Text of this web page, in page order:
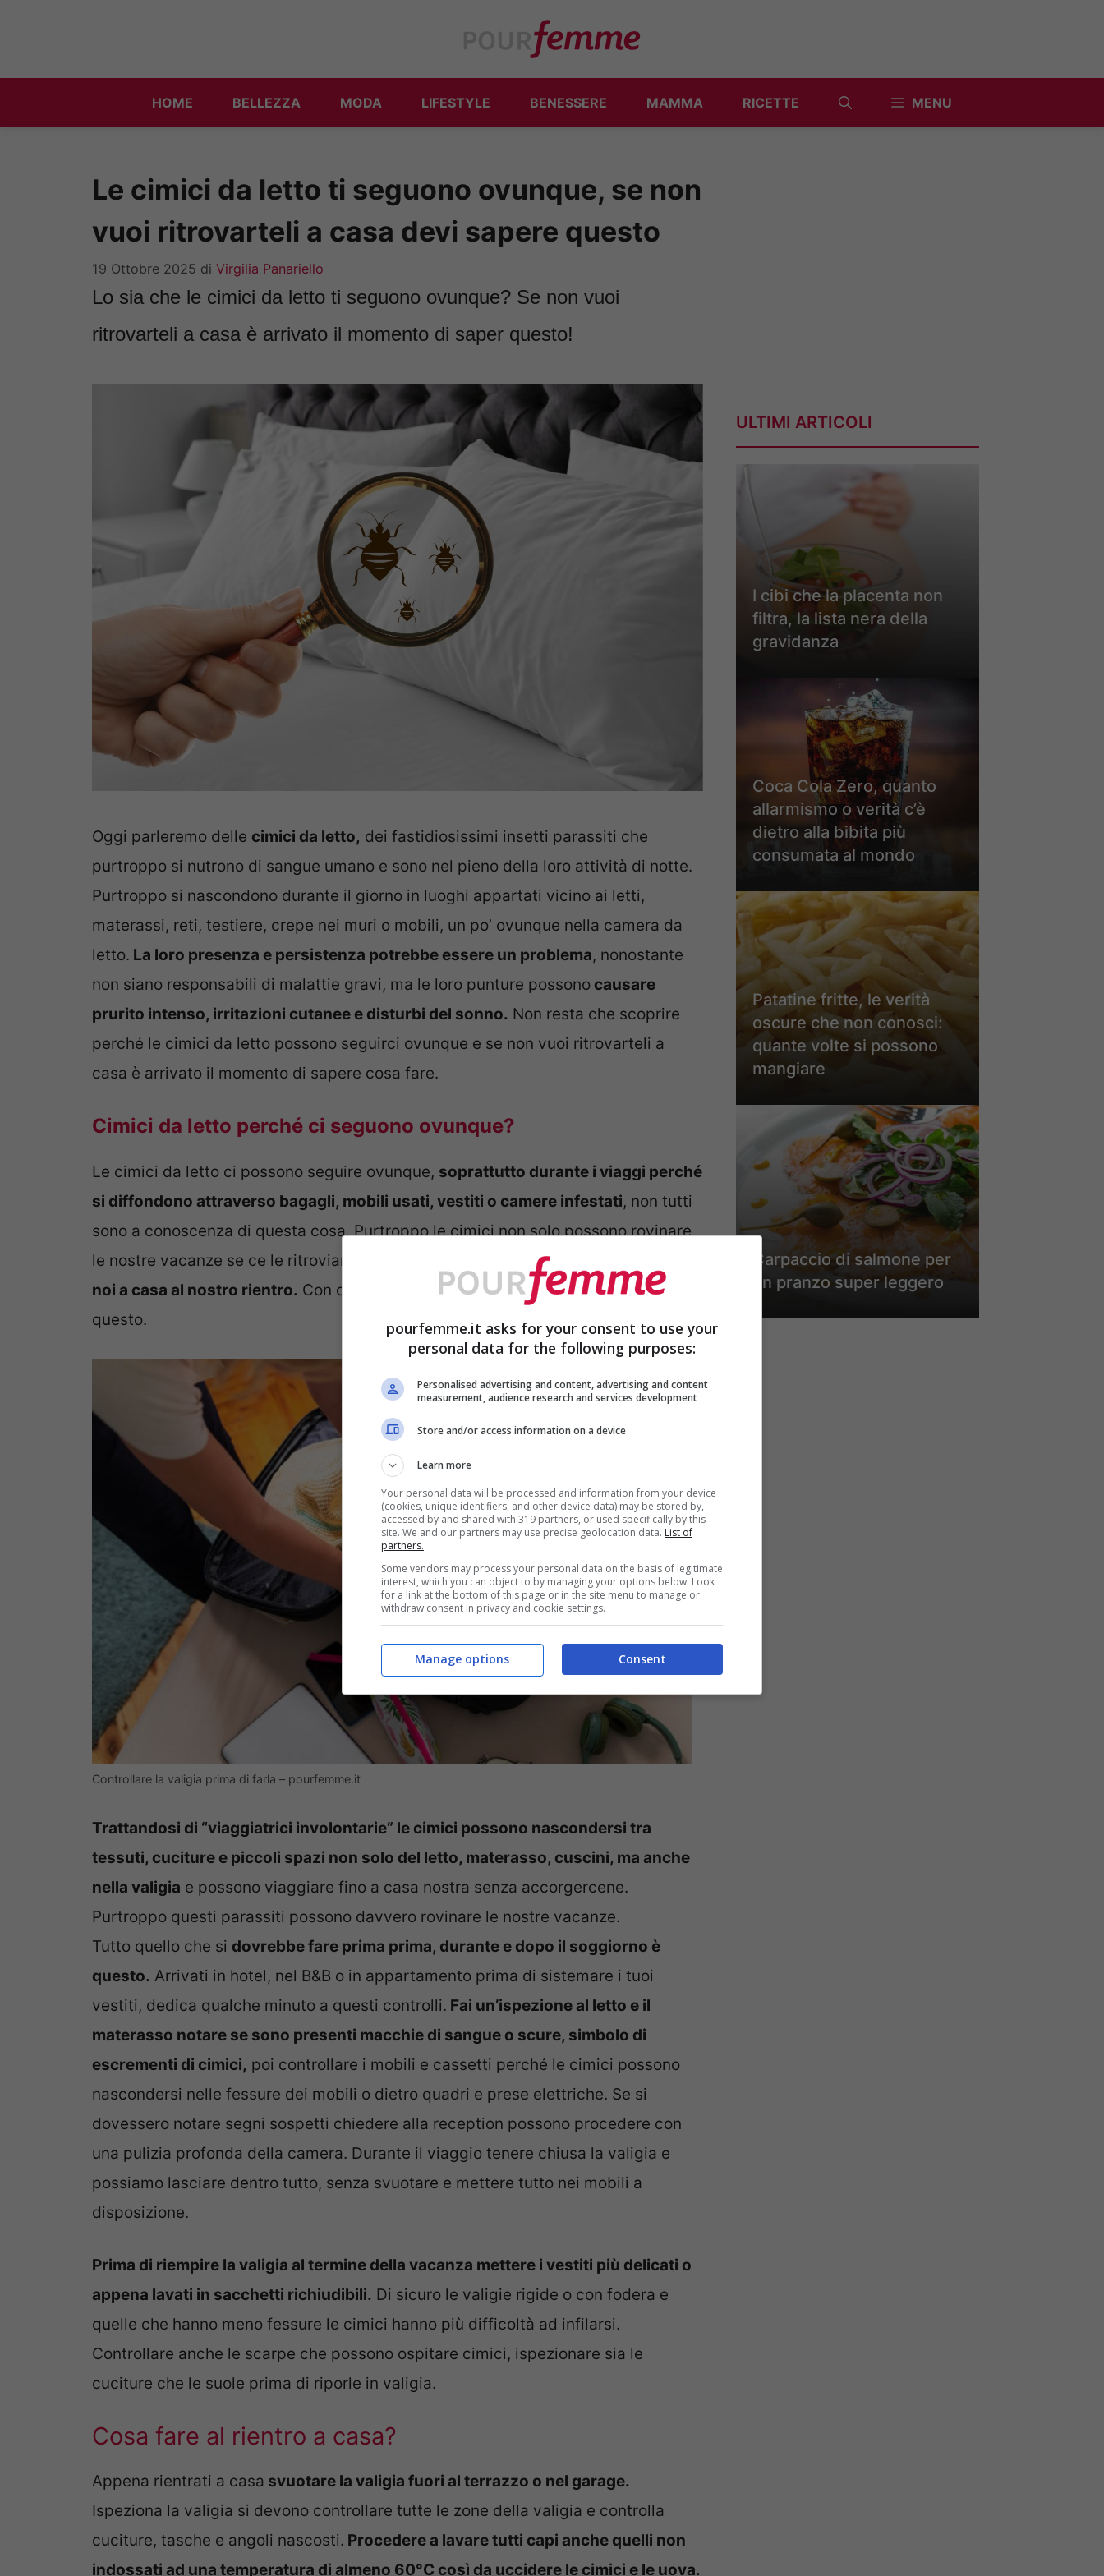
HOME BELLEZZA MODA LIFESTYLE BENESSERE MAMMA RICETTE MENU
Le cimici da letto ti seguono ovunque, se non
vuoi ritrovarteli a casa devi sapere questo
19 Ottobre 2025 di Virgilia Panariello
Lo sia che le cimici da letto ti seguono ovunque? Se non vuoi
ritrovarteli a casa è arrivato il momento di saper questo!
Oggi parleremo delle cimici da letto, dei fastidiosissimi insetti parassiti che
purtroppo si nutrono di sangue umano e sono nel pieno della loro attività di notte.
Purtroppo si nascondono durante il giorno in luoghi appartati vicino ai letti,
materassi, reti, testiere, crepe nei muri o mobili, un po’ ovunque nella camera da
letto. La loro presenza e persistenza potrebbe essere un problema, nonostante
non siano responsabili di malattie gravi, ma le loro punture possono causare
prurito intenso, irritazioni cutanee e disturbi del sonno. Non resta che scoprire
perché le cimici da letto possono seguirci ovunque e se non vuoi ritrovarteli a
casa è arrivato il momento di sapere cosa fare.
Cimici da letto perché ci seguono ovunque?
Le cimici da letto ci possono seguire ovunque, soprattutto durante i viaggi perché
si diffondono attraverso bagagli, mobili usati, vestiti o camere infestati, non tutti
sono a conoscenza di questa cosa. Purtroppo le cimici non solo possono rovinare
le nostre vacanze se ce le ritroviamo nella stanza, ma
possiamo portarcele con
noi a casa al nostro rientro. Con dei piccoli consigli possiamo evitare che accada
questo.
Controllare la valigia prima di farla – pourfemme.it
Trattandosi di “viaggiatrici involontarie” le cimici possono nascondersi tra
tessuti, cuciture e piccoli spazi non solo del letto, materasso, cuscini, ma anche
nella valigia e possono viaggiare fino a casa nostra senza accorgercene.
Purtroppo questi parassiti possono davvero rovinare le nostre vacanze.
Tutto quello che si dovrebbe fare prima prima, durante e dopo il soggiorno è
questo. Arrivati in hotel, nel B&B o in appartamento prima di sistemare i tuoi
vestiti, dedica qualche minuto a questi controlli. Fai un’ispezione al letto e il
materasso notare se sono presenti macchie di sangue o scure, simbolo di
escrementi di cimici, poi controllare i mobili e cassetti perché le cimici possono
nascondersi nelle fessure dei mobili o dietro quadri e prese elettriche. Se si
dovessero notare segni sospetti chiedere alla reception possono procedere con
una pulizia profonda della camera. Durante il viaggio tenere chiusa la valigia e
possiamo lasciare dentro tutto, senza svuotare e mettere tutto nei mobili a
disposizione.
Prima di riempire la valigia al termine della vacanza mettere i vestiti più delicati o
appena lavati in sacchetti richiudibili. Di sicuro le valigie rigide o con fodera e
quelle che hanno meno fessure le cimici hanno più difficoltà ad infilarsi.
Controllare anche le scarpe che possono ospitare cimici, ispezionare sia le
cuciture che le suole prima di riporle in valigia.
Cosa fare al rientro a casa?
Appena rientrati a casa svuotare la valigia fuori al terrazzo o nel garage.
Ispeziona la valigia si devono controllare tutte le zone della valigia e controlla
cuciture, tasche e angoli nascosti. Procedere a lavare tutti capi anche quelli non
indossati ad una temperatura di almeno 60°C così da uccidere le cimici e le uova.
ULTIMI ARTICOLI
I cibi che la placenta non
filtra, la lista nera della
gravidanza
Coca Cola Zero, quanto
allarmismo o verità c’è
dietro alla bibita più
consumata al mondo
Patatine fritte, le verità
oscure che non conosci:
quante volte si possono
mangiare
Carpaccio di salmone per
un pranzo super leggero
pourfemme.it asks for your consent to use your
personal data for the following purposes:
Personalised advertising and content, advertising and content
measurement, audience research and services development
Store and/or access information on a device
Learn more
Your personal data will be processed and information from your device
(cookies, unique identifiers, and other device data) may be stored by,
accessed by and shared with 319 partners, or used specifically by this
site. We and our partners may use precise geolocation data. List of
partners.
Some vendors may process your personal data on the basis of legitimate
interest, which you can object to by managing your options below. Look
for a link at the bottom of this page or in the site menu to manage or
withdraw consent in privacy and cookie settings.
Consent
Manage options